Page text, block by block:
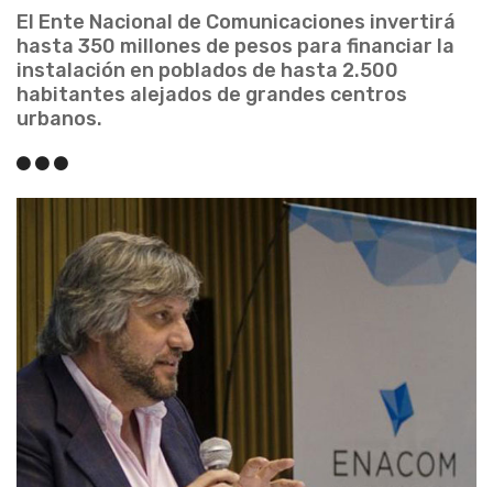
El Ente Nacional de Comunicaciones invertirá
hasta 350 millones de pesos para financiar la
instalación en poblados de hasta 2.500
habitantes alejados de grandes centros
urbanos.